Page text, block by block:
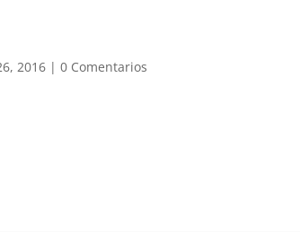
2016 | 0 Comentarios